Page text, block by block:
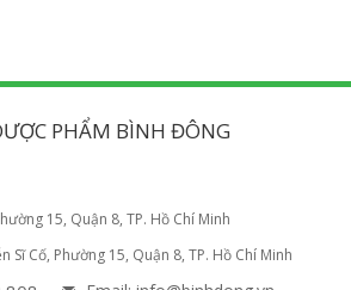
PHẨM BÌNH ĐÔNG
15, Quận 8, TP. Hồ Chí Minh
Sĩ Cố, Phường 15, Quận 8, TP. Hồ Chí Minh